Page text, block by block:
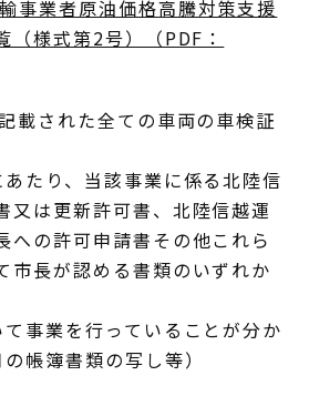
事業者原油価格高騰対策支援
（様式第2号）（PDF：
載された全ての車両の車検証
あたり、当該事業に係る北陸信
又は更新許可書、北陸信越運
への許可申請書その他これら
市長が認める書類のいずれか
て事業を行っていることが分か
帳簿書類の写し等）